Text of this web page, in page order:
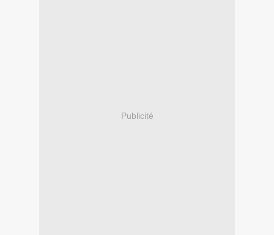
Publicité